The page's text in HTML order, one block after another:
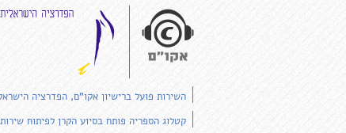
השירות פועל ברישיון אקו"ם, הפדרציה
קטלוג הספריה פותח בסיוע הקרן לפיתוח